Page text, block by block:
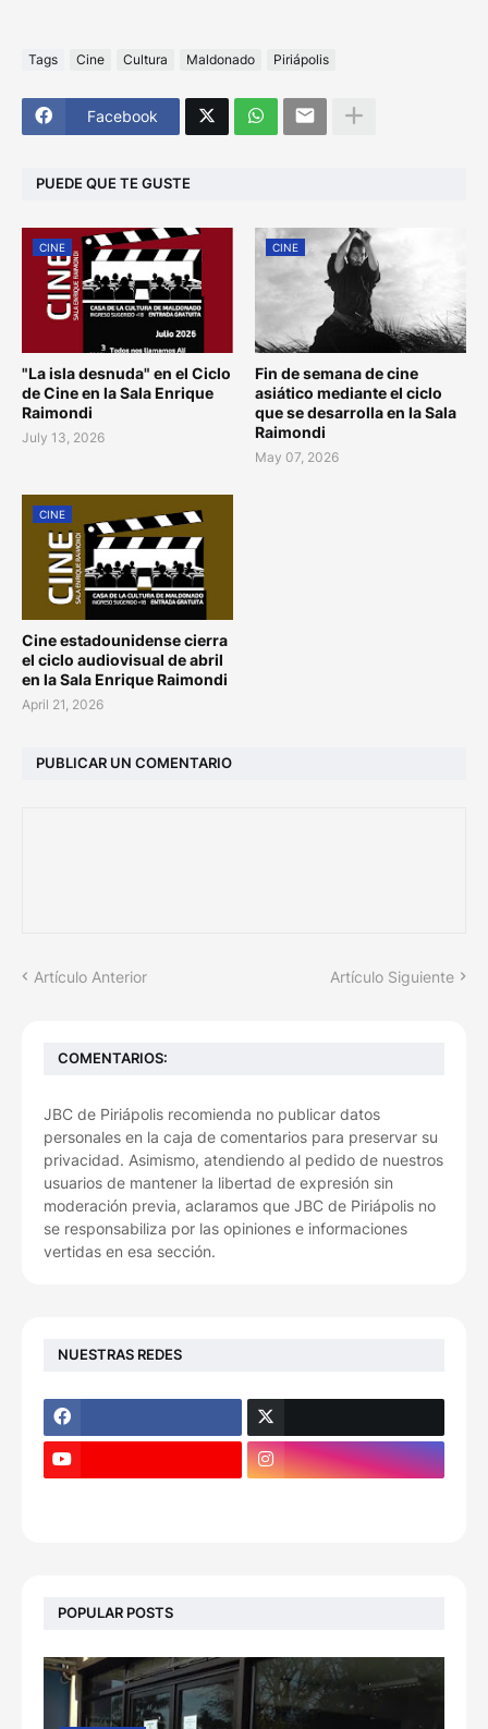
Tags Cine Cultura Maldonado Piriápolis
Facebook
PUEDE QUE TE GUSTE
CINE
"La isla desnuda" en el Ciclo
de Cine en la Sala Enrique
Raimondi
July 13, 2026
CINE
Fin de semana de cine
asiático mediante el ciclo
que se desarrolla en la Sala
Raimondi
May 07, 2026
CINE
Cine estadounidense cierra
el ciclo audiovisual de abril
en la Sala Enrique Raimondi
April 21, 2026
PUBLICAR UN COMENTARIO
Artículo Anterior Artículo Siguiente
COMENTARIOS:
JBC de Piriápolis recomienda no publicar datos
personales en la caja de comentarios para preservar su
privacidad. Asimismo, atendiendo al pedido de nuestros
usuarios de mantener la libertad de expresión sin
moderación previa, aclaramos que JBC de Piriápolis no
se responsabiliza por las opiniones e informaciones
vertidas en esa sección.
NUESTRAS REDES
POPULAR POSTS